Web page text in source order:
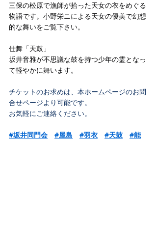
三保の松原で漁師が拾った天女の衣をめぐる
物語です。小野栄ニによる天女の優美で幻想
的な舞いをご覧下さい。
仕舞「天鼓」
坂井音雅が不思議な鼓を持つ少年の霊となっ
て軽やかに舞います。
チケットのお求めは、本ホームページのお問
合せページより可能です。
お気軽にご連絡ください。
#坂井同門会 #屋島 #羽衣 #天鼓 #能